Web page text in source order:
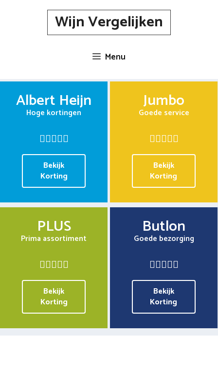
Wijn Vergelijken
Menu
Albert Heijn
Hoge kortingen
Bekijk
Korting
Jumbo
Goede service
Bekijk
Korting
PLUS
Prima assortiment
Bekijk
Korting
Butlon
Goede bezorging
Bekijk
Korting